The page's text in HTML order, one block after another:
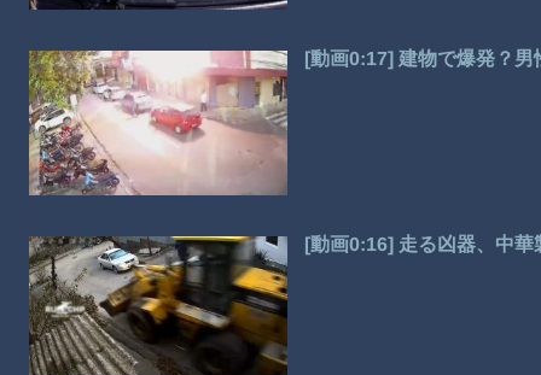
[動画0:17] 建物で爆発？男
[動画0:16] 走る凶器、中